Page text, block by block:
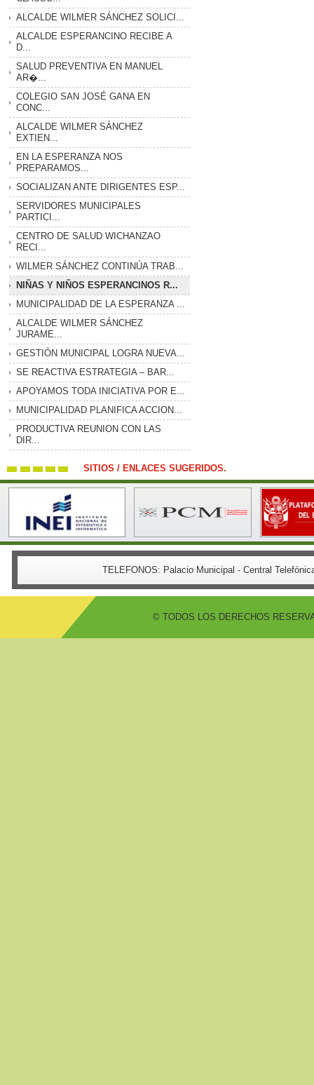
ALCALDE WILMER SÁNCHEZ SOLICI...
ALCALDE ESPERANCINO RECIBE A
D...
SALUD PREVENTIVA EN MANUEL
AR�...
COLEGIO SAN JOSÉ GANA EN
CONC...
ALCALDE WILMER SÁNCHEZ
EXTIEN...
EN LA ESPERANZA NOS
PREPARAMOS...
SOCIALIZAN ANTE DIRIGENTES ESP...
SERVIDORES MUNICIPALES
PARTICI...
CENTRO DE SALUD WICHANZAO
RECI...
WILMER SÁNCHEZ CONTINÚA TRAB...
NIÑAS Y NIÑOS ESPERANCINOS R...
MUNICIPALIDAD DE LA ESPERANZA ...
ALCALDE WILMER SÁNCHEZ
JURAME...
GESTIÓN MUNICIPAL LOGRA NUEVA...
SE REACTIVA ESTRATEGIA – BAR...
APOYAMOS TODA INICIATIVA POR E...
MUNICIPALIDAD PLANIFICA ACCION...
PRODUCTIVA REUNION CON LAS
DIR...
SITIOS / ENLACES SUGERIDOS.
TELEFONOS: Palacio Municipal - Central
© TODOS LOS DERECHOS